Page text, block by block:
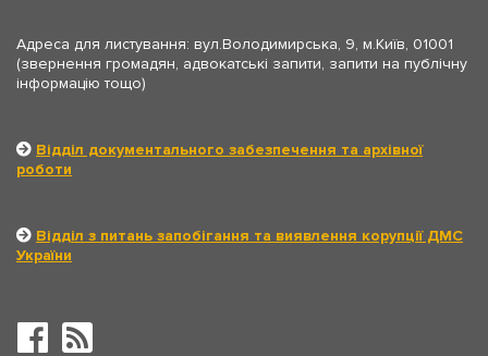
Адреса для листування: вул.Володимирська, 9, м.Київ, 01001
(звернення громадян, адвокатські запити, запити на публічну
інформацію тощо)
Відділ документального забезпечення та архівної
роботи
Відділ з питань запобігання та виявлення корупції ДМС
України